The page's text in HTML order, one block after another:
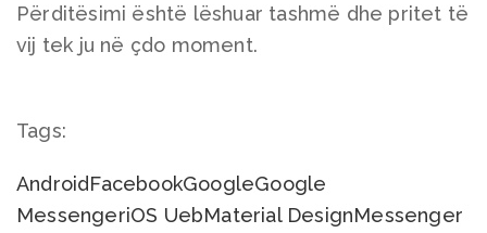
Përditësimi është lëshuar tashmë dhe pritet të
vij tek ju në çdo moment.
Tags:
AndroidFacebookGoogleGoogle
MessengeriOS UebMaterial DesignMessenger